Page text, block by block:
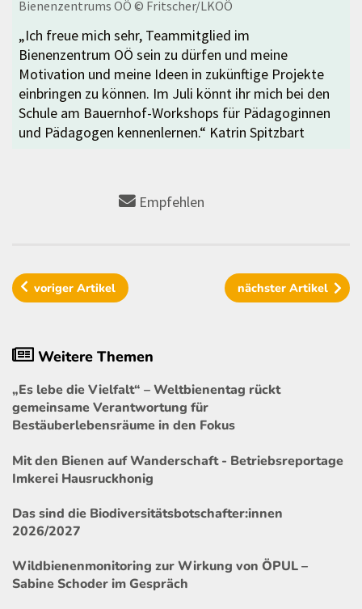
Bienenzentrums OÖ © Fritscher/LKOÖ
„Ich freue mich sehr, Teammitglied im
Bienenzentrum OÖ sein zu dürfen und meine
Motivation und meine Ideen in zukünftige Projekte
einbringen zu können. Im Juli könnt ihr mich bei den
Schule am Bauernhof-Workshops für Pädagoginnen
und Pädagogen kennenlernen.“ Katrin Spitzbart
Empfehlen
vorigerArtikel nächster Artikel
Weitere Themen
„Es lebe die Vielfalt“ – Weltbienentag rückt
gemeinsame Verantwortung für
Bestäuberlebensräume in den Fokus
Mit den Bienen auf Wanderschaft - Betriebsreportage
Imkerei Hausruckhonig
Das sind die Biodiversitätsbotschafter:innen
2026/2027
Wildbienenmonitoring zur Wirkung von ÖPUL –
Sabine Schoder im Gespräch